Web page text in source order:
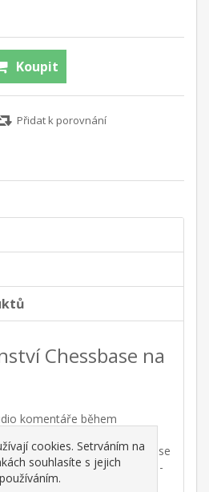
Koupit
Přidat k porovnání
Chessbase na
komentáře během
živé školení, hrát v
proti GM, sledovat v ChessBase
nebo Karstena Mulleho -
nebo závazků.
cookies. Setrváním na
souhlasíte s jejich
používáním.